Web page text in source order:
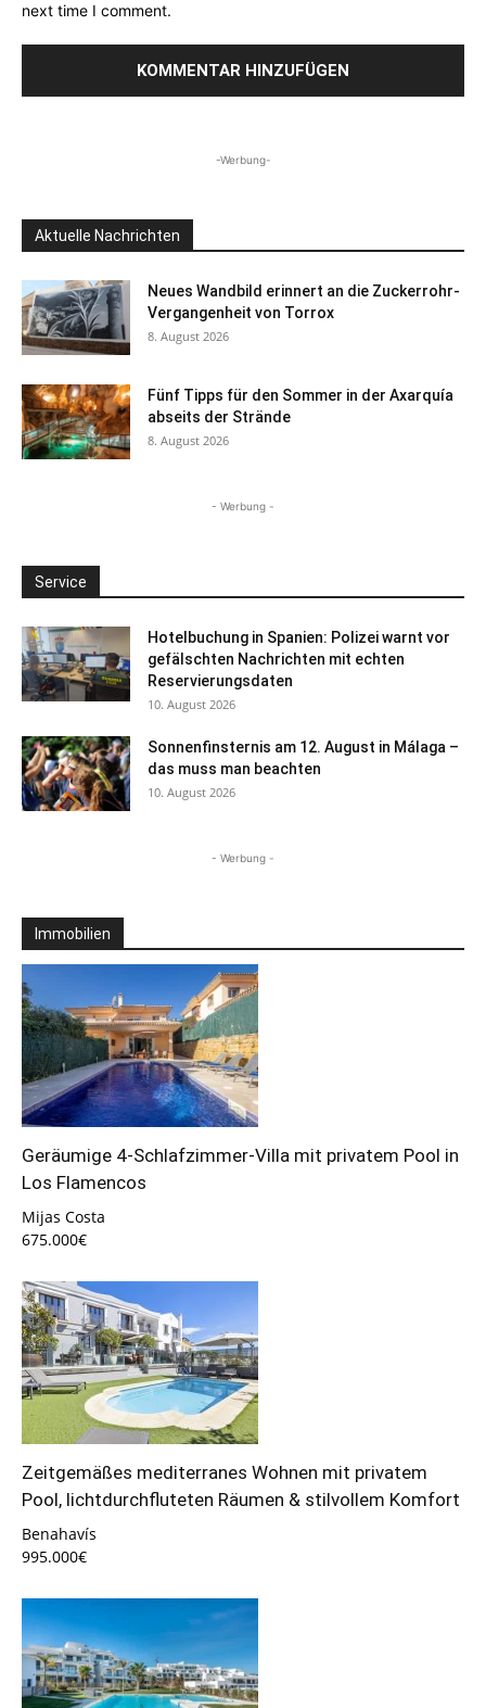
next time I comment.
-Werbung-
Aktuelle Nachrichten
Neues Wandbild erinnert an die Zuckerrohr-
Vergangenheit von Torrox
8. August 2026
Fünf Tipps für den Sommer in der Axarquía
abseits der Strände
8. August 2026
- Werbung -
Service
Hotelbuchung in Spanien: Polizei warnt vor
gefälschten Nachrichten mit echten
Reservierungsdaten
10. August 2026
Sonnenfinsternis am 12. August in Málaga –
das muss man beachten
10. August 2026
- Werbung -
Immobilien
Geräumige 4-Schlafzimmer-Villa mit privatem Pool in
Los Flamencos
Mijas Costa
675.000€
Zeitgemäßes mediterranes Wohnen mit privatem
Pool, lichtdurchfluteten Räumen & stilvollem Komfort
Benahavís
995.000€